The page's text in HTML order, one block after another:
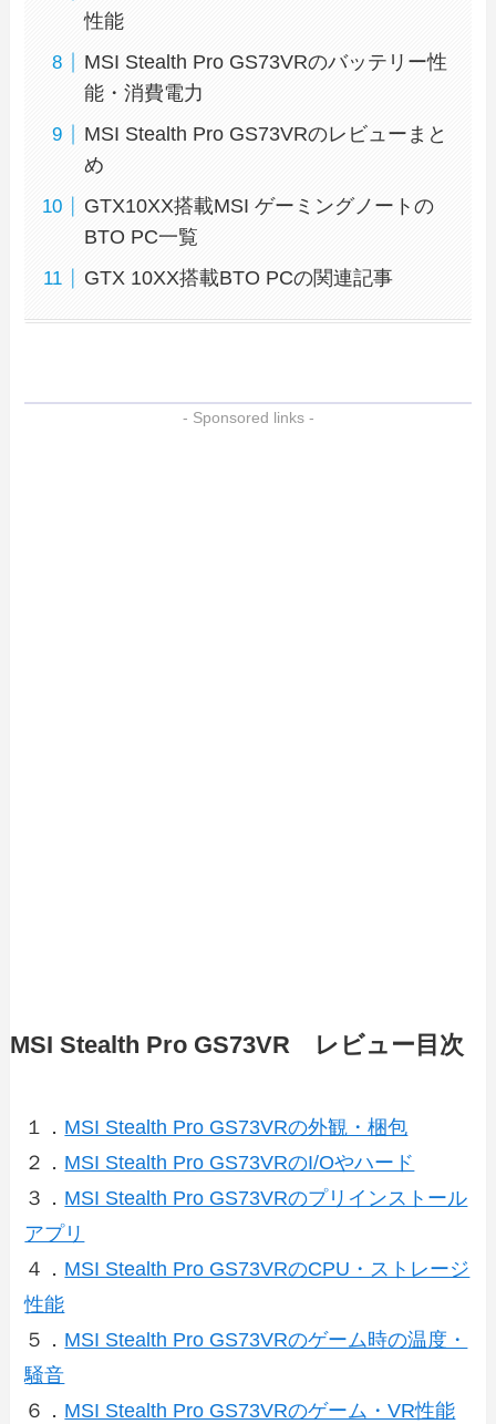
性能
MSI Stealth Pro GS73VRのバッテリー性
能・消費電力
MSI Stealth Pro GS73VRのレビューまと
め
GTX10XX搭載MSI ゲーミングノートの
BTO PC一覧
GTX 10XX搭載BTO PCの関連記事
- Sponsored links -
MSI Stealth Pro GS73VR レビュー目次
１． MSI Stealth Pro GS73VRの外観・梱包
２． MSI Stealth Pro GS73VRのI/Oやハード
３． MSI Stealth Pro GS73VRのプリインストール
アプリ
４． MSI Stealth Pro GS73VRのCPU・ストレージ
性能
５． MSI Stealth Pro GS73VRのゲーム時の温度・
騒音
６． MSI Stealth Pro GS73VRのゲーム・VR性能